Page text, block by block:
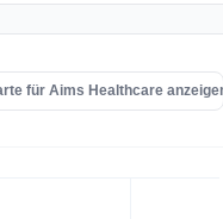
für Aims Healthcare